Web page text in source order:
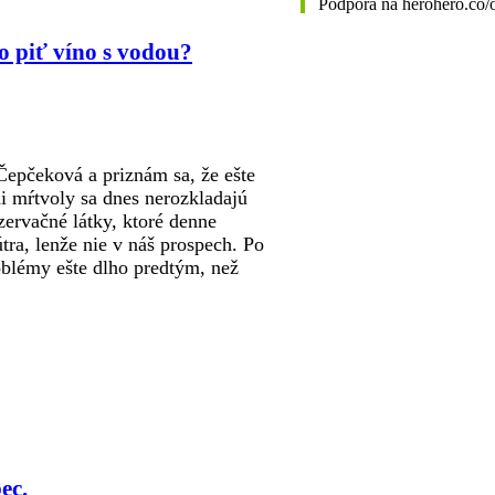
piť víno s vodou?
a priznám sa, že ešte
mŕtvoly sa dnes nerozkladajú
látky, ktoré denne
lenže nie v náš prospech. Po
ešte dlho predtým, než